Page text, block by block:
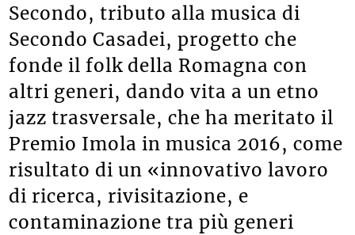
Secondo, tributo alla musica di
Secondo Casadei, progetto che
fonde il folk della Romagna con
altri generi, dando vita a un etno
jazz trasversale, che ha meritato il
Premio Imola in musica 2016, come
risultato di un «innovativo lavoro
di ricerca, rivisitazione, e
contaminazione tra più generi